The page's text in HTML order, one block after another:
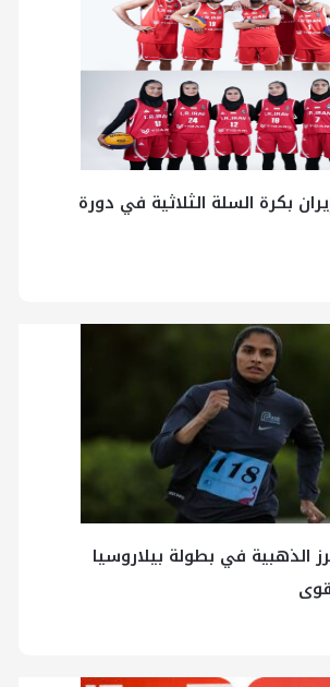
بكرة السلة الثلاثية في دورة
الذهبية في بطولة بيلاروسيا